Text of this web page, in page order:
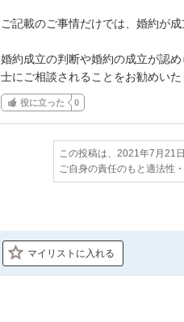
ご記載のご事情だけでは、婚約が
婚約成立の判断や婚約の成立が認
士にご相談されることをお勧めいた
役に立った 0
この投稿は、2021年7月21
ご自身の責任のもと適法性
マイリストに入れる